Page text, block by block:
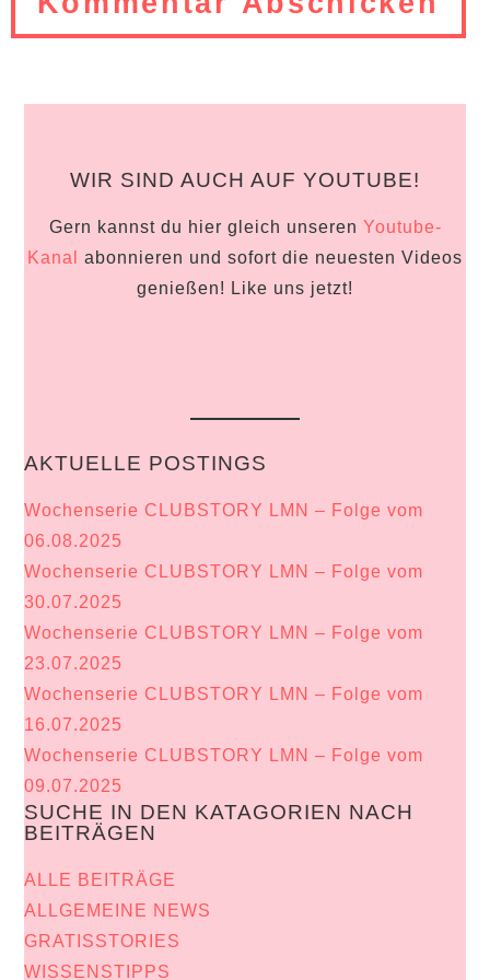
Kommentieren
ein
WIR SIND AUCH AUF YOUTUBE!
Gern kannst du hier gleich unseren Youtube-
Kanal
abonnieren und sofort die neuesten Videos
genießen! Like uns jetzt!
AKTUELLE POSTINGS
Wochenserie CLUBSTORY LMN – Folge vom
06.08.2025
Wochenserie CLUBSTORY LMN – Folge vom
30.07.2025
Wochenserie CLUBSTORY LMN – Folge vom
23.07.2025
Wochenserie CLUBSTORY LMN – Folge vom
16.07.2025
Wochenserie CLUBSTORY LMN – Folge vom
09.07.2025
SUCHE IN DEN KATAGORIEN NACH
BEITRÄGEN
ALLE BEITRÄGE
ALLGEMEINE NEWS
GRATISSTORIES
WISSENSTIPPS